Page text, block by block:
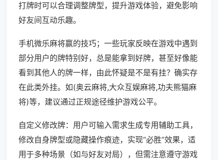
打牌时可以合理调整牌型，提升游戏体验，避免影响
好友间互动乐趣。
手机微乐麻将赢的技巧；一些玩家反映在游戏中遇到
部分用户的牌特别好，总是能拿到好牌，甚至好像能
看到其他人的牌一样，由此怀疑是不是有挂？确实存
在此类外挂。如(奥云麻将,大众互娱麻将,功夫熊猫麻
将)等，建议通过正规途径维护游戏公平。
自定义修改牌：用户可输入需求生成专用辅助工具，
修改自身牌型或隐藏操作痕迹，实现“必胜”效果，适
用于多种场景（如与好友对局），但需注意遵守游戏